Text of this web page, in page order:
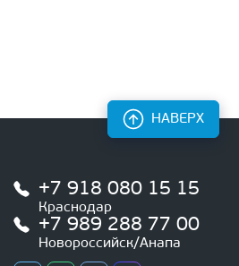
+7 918 080 15 15
Краснодар
+7 989 288 77 00
Новороссийск/Анапа
НАВЕРХ